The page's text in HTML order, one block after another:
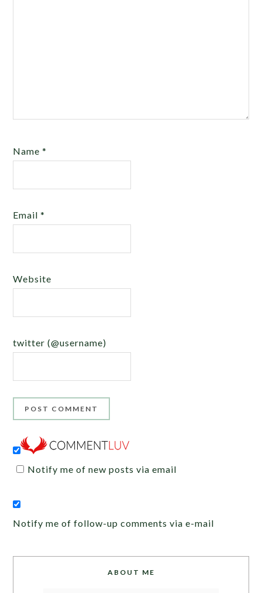
Name*
Email*
Website
twitter (@username)
Notify me of new posts via email
Notify me of follow-up comments via e-mail
ABOUT ME